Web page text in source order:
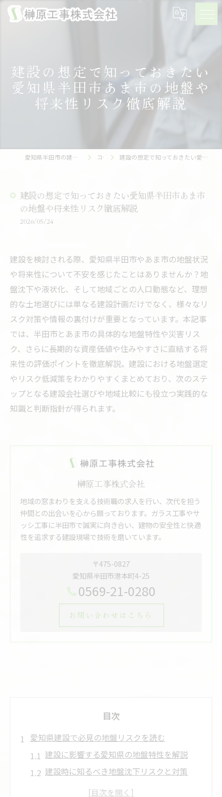
建設の想定で知っておきたい
愛知県半田市あま市の地盤や
将来性リスク徹底解説
愛知県半田市の建設の求人なら榊原工事株式会社 コラム 建設の想定で知っておきたい愛知県半田市あま市の地盤や将来性リスク徹底解説
建設の想定で知っておきたい愛知県半田市あま市
の地盤や将来性リスク徹底解説
2026/05/24
建設を検討される際、愛知県半田市やあま市の地盤状況
や将来性について不安を感じたことはありませんか？地
盤沈下や液状化、そして地域ごとの人口動態など、理想
的な土地選びには単なる建設計画だけでなく、様々なリ
スク対策や情報の裏付けが重要となっています。本記事
では、半田市とあま市の具体的な地盤特性や災害リス
ク、さらに長期的な資産価値や住みやすさに直結する将
来性の評価ポイントを徹底解説。建設における地盤選定
やリスク低減策をわかりやすくまとめており、次のステ
ップとなる建設会社選びや地域比較にも役立つ実践的な
知識と判断指針が得られます。
榊原工事株式会社
地域の窓まわりを支える技術職の求人を行い、次代を担う
仲間との出会いを心から願っております。ガラス工事やサ
ッシ工事に半田市で誠実に向き合い、建物の安全性と快適
性を追求する建設現場で技術を磨いています。
〒475-0827
愛知県半田市港本町4-25
0569-21-0280
お問い合わせはこちら
目次
愛知県建設で必見の地盤リスクを読む
建設に影響する愛知県の地盤特性を解説
建設時に知るべき地盤沈下リスクと対策
愛知県建設で注目したい液状化の危険性